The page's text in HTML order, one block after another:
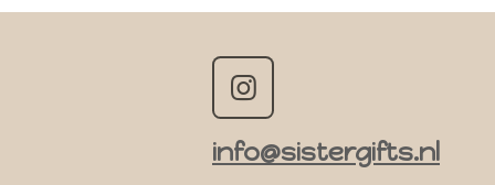
I
s
info@sistergifts.nl